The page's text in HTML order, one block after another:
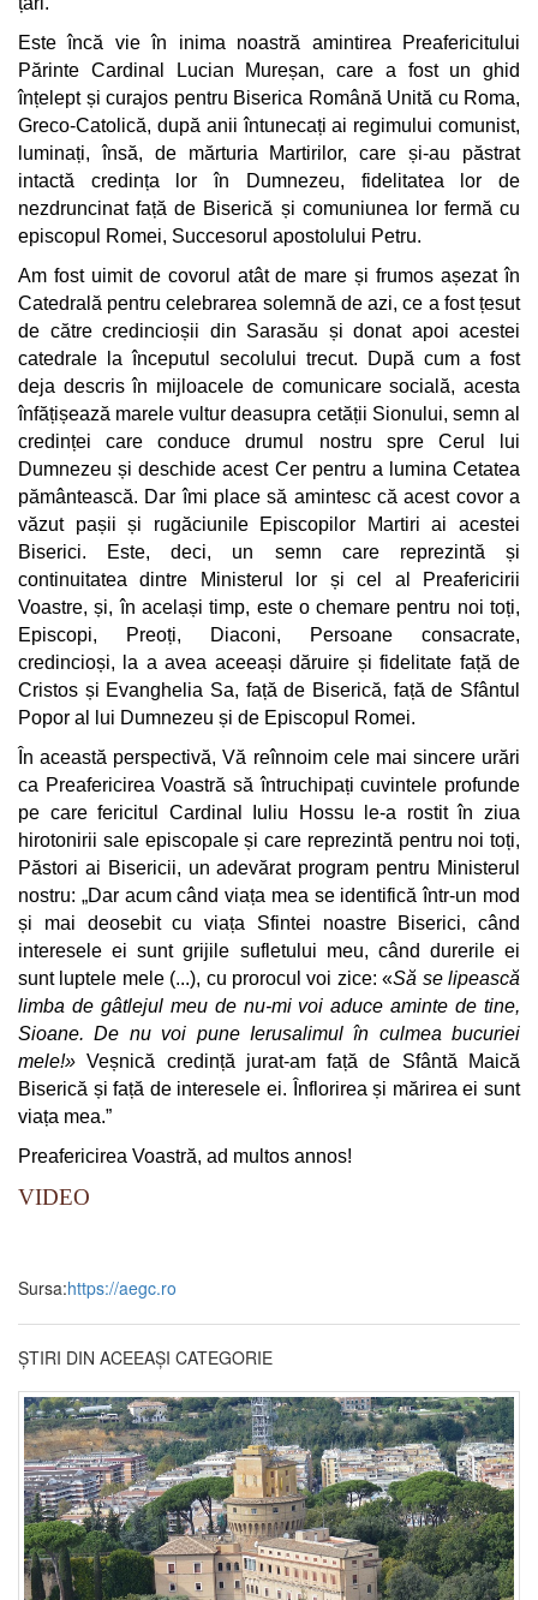
Este încă vie în inima noastră amintirea Preafericitului
Părinte Cardinal Lucian Mureșan, care a fost un ghid
înțelept și curajos pentru Biserica Română Unită cu Roma,
Greco-Catolică, după anii întunecați ai regimului comunist,
luminați, însă, de mărturia Martirilor, care și-au păstrat
intactă credința lor în Dumnezeu, fidelitatea lor de
nezdruncinat față de Biserică și comuniunea lor fermă cu
episcopul Romei, Succesorul apostolului Petru.
Am fost uimit de covorul atât de mare și frumos așezat în
Catedrală pentru celebrarea solemnă de azi, ce a fost țesut
de către credincioșii din Sarasău și donat apoi acestei
catedrale la începutul secolului trecut. După cum a fost
deja descris în mijloacele de comunicare socială, acesta
înfățișează marele vultur deasupra cetății Sionului, semn al
credinței care conduce drumul nostru spre Cerul lui
Dumnezeu și deschide acest Cer pentru a lumina Cetatea
pământească. Dar îmi place să amintesc că acest covor a
văzut pașii și rugăciunile Episcopilor Martiri ai acestei
Biserici. Este, deci, un semn care reprezintă și
continuitatea dintre Ministerul lor și cel al Preafericirii
Voastre, și, în același timp, este o chemare pentru noi toți,
Episcopi, Preoți, Diaconi, Persoane consacrate,
credincioși, la a avea aceeași dăruire și fidelitate față de
Cristos și Evanghelia Sa, față de Biserică, față de Sfântul
Popor al lui Dumnezeu și de Episcopul Romei.
În această perspectivă, Vă reînnoim cele mai sincere urări
ca Preafericirea Voastră să întruchipați cuvintele profunde
pe care fericitul Cardinal Iuliu Hossu le-a rostit în ziua
hirotonirii sale episcopale și care reprezintă pentru noi toți,
Păstori ai Bisericii, un adevărat program pentru Ministerul
nostru: „Dar acum când viața mea se identifică într-un mod
și mai deosebit cu viața Sfintei noastre Biserici, când
interesele ei sunt grijile sufletului meu, când durerile ei
sunt luptele mele (...), cu prorocul voi zice:«Să se lipească
limba de gâtlejul meu de nu-mi voi aduce aminte de tine,
Sioane. De nu voi pune Ierusalimul în culmea bucuriei
mele!» Veșnică credință jurat-am față de Sfântă Maică
Biserică și față de interesele ei. Înflorirea și mărirea ei sunt
viața mea.”
Preafericirea Voastră, ad multos annos!
VIDEO
Sursa:https://aegc.ro
ȘTIRI DIN ACEEAȘI CATEGORIE